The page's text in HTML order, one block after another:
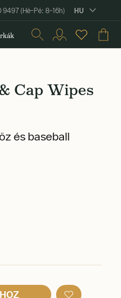
9497 (Hé–Pé: 8–16h) HU
Cap Wipes
és baseball